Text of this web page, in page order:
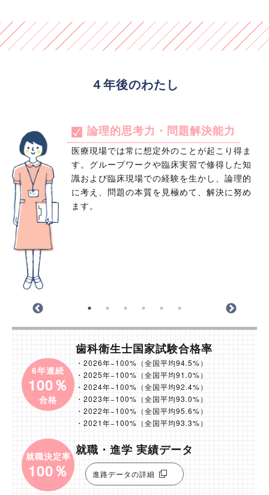
４年後のわたし
論理的思考力・問題解決能力
医療現場では常に想定外のことが起こり得ま
す。グループワークや臨床実習で修得した知
識および臨床現場での経験を生かし、論理的
に考え、問題の本質を見極めて、解決に努め
ます。
歯科衛生士国家試験合格率
・2026年−100%（全国平均94.5%）
・2025年−100%（全国平均91.0%）
・2024年−100%（全国平均92.4%）
・2023年−100%（全国平均93.0%）
・2022年−100%（全国平均95.6%）
・2021年−100%（全国平均93.3%）
6年連続
100％
合格
就職・進学 実績データ
進路データの詳細
就職決定率
100％